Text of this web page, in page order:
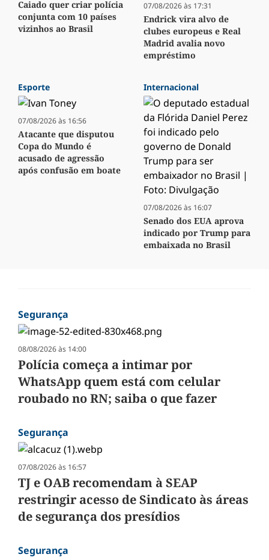
Caiado quer criar polícia
conjunta com 10 países
vizinhos ao Brasil
07/08/2026 às 17:31
Endrick vira alvo de
clubes europeus e Real
Madrid avalia novo
empréstimo
Esporte
07/08/2026 às 16:56
Atacante que disputou
Copa do Mundo é
acusado de agressão
após confusão em boate
Internacional
07/08/2026 às 16:07
Senado dos EUA aprova
indicado por Trump para
embaixada no Brasil
Segurança
08/08/2026 às 14:00
Polícia começa a intimar por
WhatsApp quem está com celular
roubado no RN; saiba o que fazer
Segurança
07/08/2026 às 16:57
TJ e OAB recomendam à SEAP
restringir acesso de Sindicato às áreas
de segurança dos presídios
Segurança